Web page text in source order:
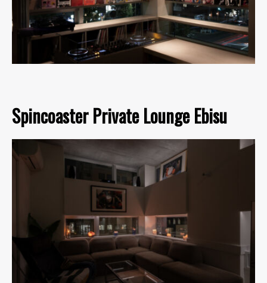
Spincoaster Private Lounge Ebisu